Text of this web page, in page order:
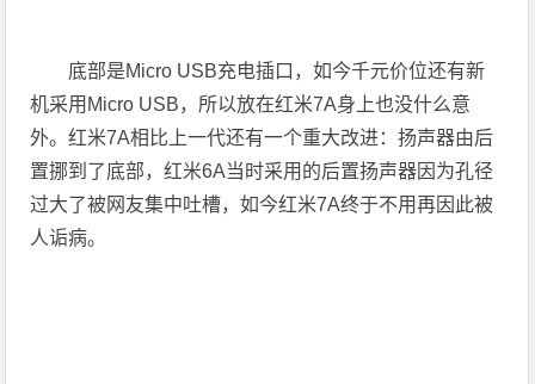
底部是Micro USB充电插口，如今千元价位还有新
机采用Micro USB，所以放在红米7A身上也没什么意
外。红米7A相比上一代还有一个重大改进：扬声器由后
置挪到了底部，红米6A当时采用的后置扬声器因为孔径
过大了被网友集中吐槽，如今红米7A终于不用再因此被
人诟病。